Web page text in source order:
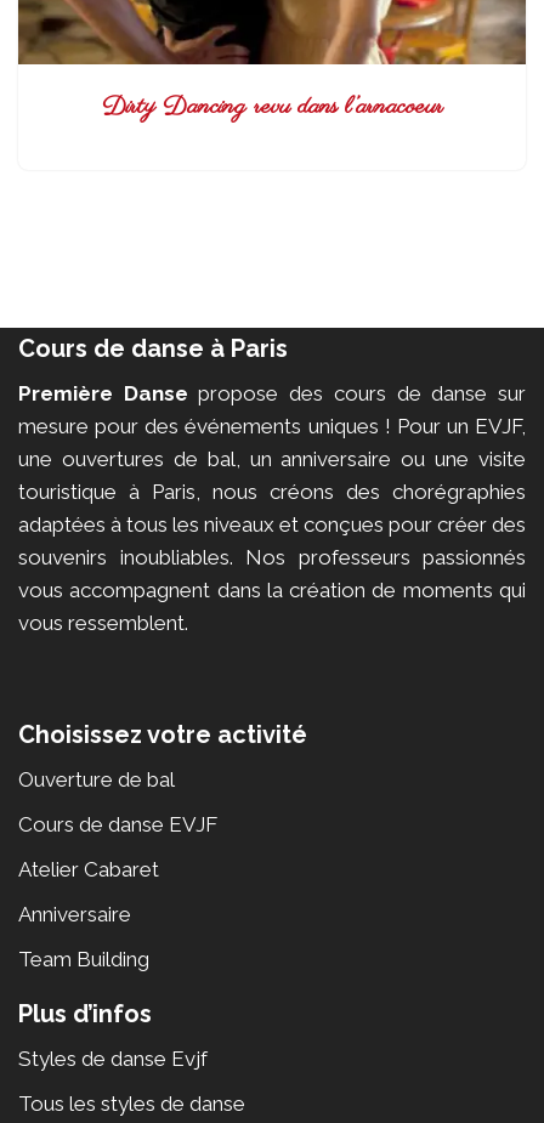
Dirty Dancing revu dans l’arnacoeur
Cours de danse à Paris
Première Danse propose des cours de danse sur
mesure pour des événements uniques ! Pour un EVJF,
une ouvertures de bal, un anniversaire ou une visite
touristique à Paris, nous créons des chorégraphies
adaptées à tous les niveaux et conçues pour créer des
souvenirs inoubliables. Nos professeurs passionnés
vous accompagnent dans la création de moments qui
vous ressemblent.
Choisissez votre activité
Ouverture de bal
Cours de danse EVJF
Atelier Cabaret
Anniversaire
Team Building
Plus d’infos
Styles de danse Evjf
Tous les styles de danse